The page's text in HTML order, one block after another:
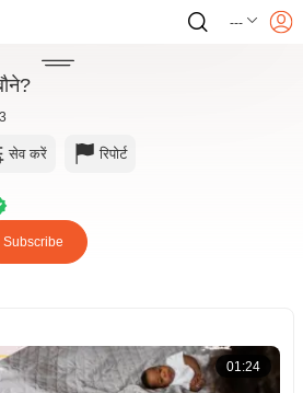
---
सेव करें रिपोर्ट
Subscribe
01:24